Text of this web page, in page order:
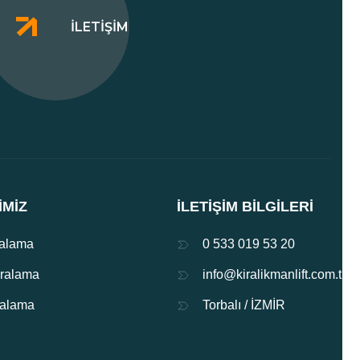
İLETIŞIM
İLETIŞIM BILGILERI
0 533 019 53 20
info@kiralikmanlift.com.tr
Torbalı / İZMİR